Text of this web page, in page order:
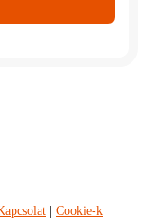
Cookie-k